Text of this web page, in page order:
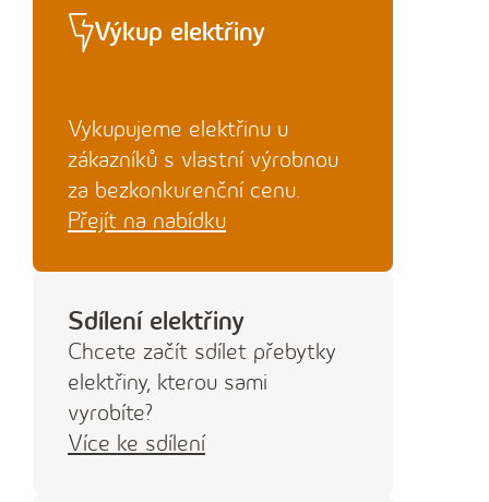
Výkup elektřiny
Vykupujeme elektřinu u
zákazníků s vlastní výrobnou
za bezkonkurenční cenu.
Přejít na nabídku
Sdílení elektřiny
Chcete začít sdílet přebytky
elektřiny, kterou sami
vyrobíte?
Více ke sdílení